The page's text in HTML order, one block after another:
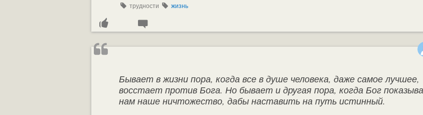
трудности жизнь
Бывает в жизни пора, когда все в душе человека, даже самое лучшее,
восстает против Бога. Но бывает и другая пора, когда Бог
нам наше ничтожество, дабы наставить на путь истинный.